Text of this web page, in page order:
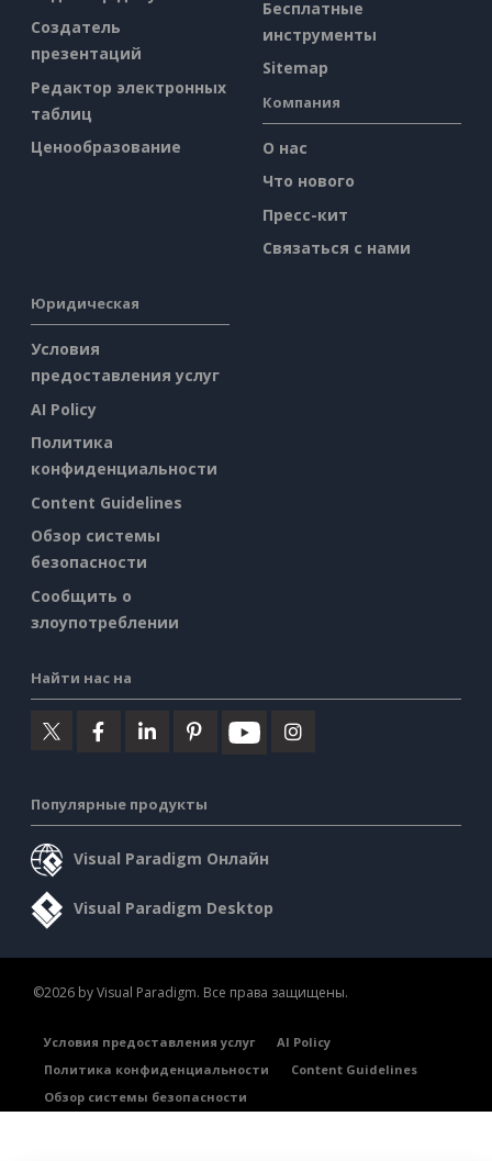
Создатель
презентаций
Редактор электронных
таблиц
Ценообразование
Бесплатные
инструменты
Sitemap
Компания
О нас
Что нового
Пресс-кит
Связаться с нами
Юридическая
Условия
предоставления услуг
AI Policy
Политика
конфиденциальности
Content Guidelines
Обзор системы
безопасности
Сообщить о
злоупотреблении
Найти нас на
Популярные продукты
Visual Paradigm Онлайн
Visual Paradigm Desktop
©2026 by Visual Paradigm. Все права защищены.
Условия предоставления услуг
AI Policy
Политика конфиденциальности
Content Guidelines
Обзор системы безопасности